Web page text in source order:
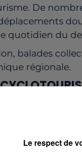
De
quotidien du
balades
régionale.
Pays de la Loire
profite
Le respect de